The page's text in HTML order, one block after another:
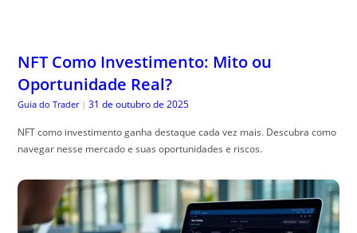
NFT Como Investimento: Mito ou
Oportunidade Real?
Guia do Trader | 31 de outubro de 2025
NFT como investimento ganha destaque cada vez mais. Descubra como
navegar nesse mercado e suas oportunidades e riscos.